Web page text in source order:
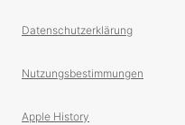
Datenschutzerklärung
Nutzungsbestimmungen
Apple History